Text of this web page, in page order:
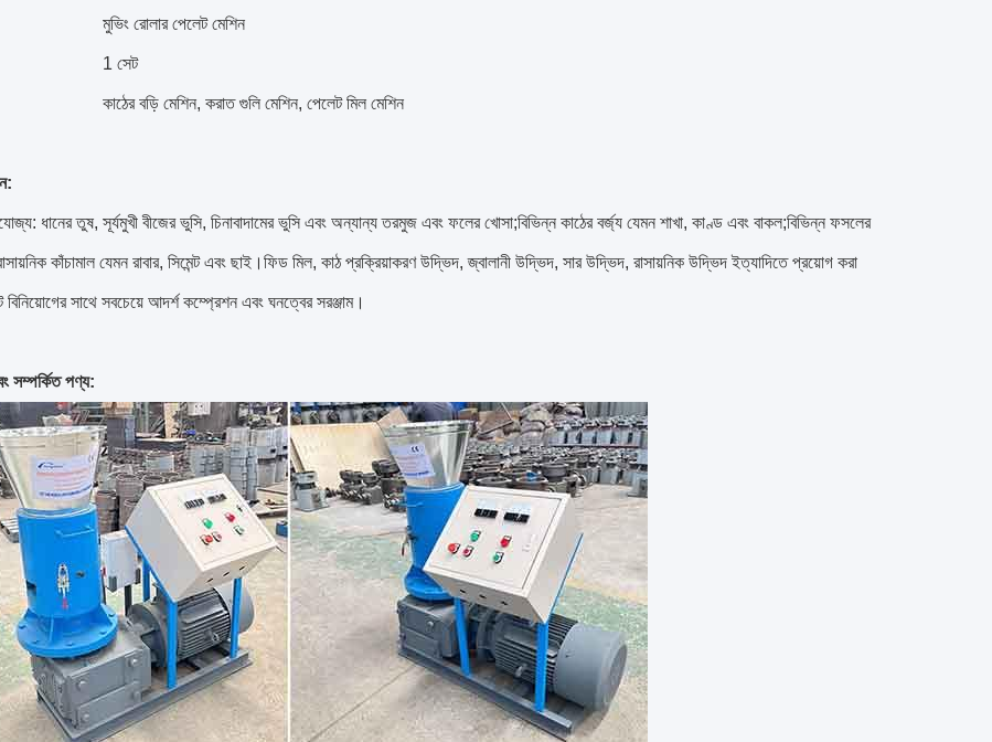
মুভিং রোলার পেলেট মেশিন
1 সেট
কাঠের বড়ি মেশিন, করাত গুলি মেশিন, পেলেট মিল মেশিন
ধানের তুষ, সূর্যমুখী বীজের ভুসি, চিনাবাদামের ভুসি এবং অন্যান্য তরমুজ এবং ফলের খোসা;বিভিন্ন কাঠের বর্জ্য যেমন শাখা, কাণ্ড এবং বাকল;বিভিন্ন ফসলের
কাঁচামাল যেমন রাবার, সিমেন্ট এবং ছাই।ফিড মিল, কাঠ প্রক্রিয়াকরণ উদ্ভিদ, জ্বালানী উদ্ভিদ, সার উদ্ভিদ, রাসায়নিক উদ্ভিদ ইত্যাদিতে প্রয়োগ করা
সাথে সবচেয়ে আদর্শ কম্প্রেশন এবং ঘনত্বের সরঞ্জাম।
সম্পর্কিত পণ্য: